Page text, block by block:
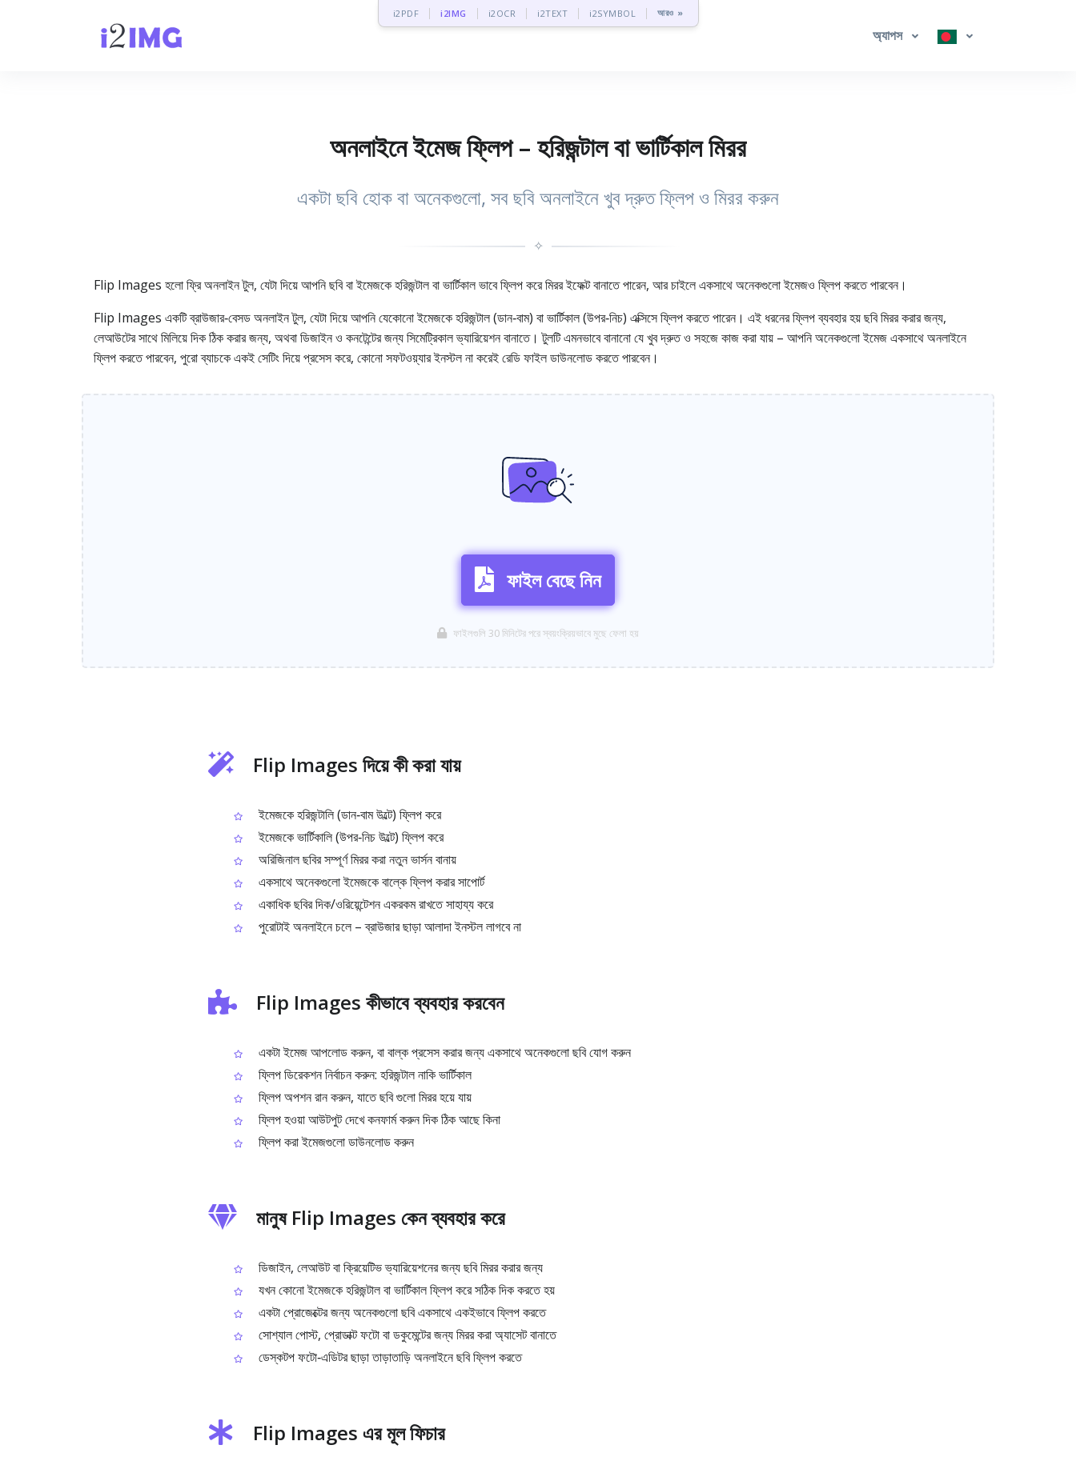
i2PDF i2IMG i2OCR i2TEXT i2SYMBOL আরও »
অ্যাপস
অনলাইনে ইমেজ ফ্লিপ – হরিজন্টাল বা ভার্টিকাল মিরর
একটা ছবি হোক বা অনেকগুলো, সব ছবি অনলাইনে খুব দ্রুত ফ্লিপ ও মিরর করুন
✧
Flip Images হলো ফ্রি অনলাইন টুল, যেটা দিয়ে আপনি ছবি বা ইমেজকে হরিজন্টাল বা ভার্টিকাল ভাবে ফ্লিপ করে মিরর ইফেক্ট বানাতে পারেন, আর চাইলে একসাথে অনেকগুলো ইমেজও ফ্লিপ করতে পারবেন।
Flip Images একটি ব্রাউজার‑বেসড অনলাইন টুল, যেটা দিয়ে আপনি যেকোনো ইমেজকে হরিজন্টাল (ডান‑বাম) বা ভার্টিকাল (উপর‑নিচ) এক্সিসে ফ্লিপ করতে পারেন। এই ধরনের ফ্লিপ ব্যবহার হয় ছবি মিরর করার জন্য,
লেআউটের সাথে মিলিয়ে দিক ঠিক করার জন্য, অথবা ডিজাইন ও কনটেন্টের জন্য সিমেট্রিকাল ভ্যারিয়েশন বানাতে। টুলটি এমনভাবে বানানো যে খুব দ্রুত ও সহজে কাজ করা যায় – আপনি অনেকগুলো ইমেজ একসাথে অনলাইনে
ফ্লিপ করতে পারবেন, পুরো ব্যাচকে একই সেটিং দিয়ে প্রসেস করে, কোনো সফটওয়্যার ইনস্টল না করেই রেডি ফাইল ডাউনলোড করতে পারবেন।
ফাইল বেছে নিন
ফাইলগুলি 30 মিনিটের পরে স্বয়ংক্রিয়ভাবে মুছে ফেলা হয়
Flip Images দিয়ে কী করা যায়
ইমেজকে হরিজন্টালি (ডান‑বাম উল্টে) ফ্লিপ করে
ইমেজকে ভার্টিকালি (উপর‑নিচ উল্টে) ফ্লিপ করে
অরিজিনাল ছবির সম্পূর্ণ মিরর করা নতুন ভার্সন বানায়
একসাথে অনেকগুলো ইমেজকে বাল্কে ফ্লিপ করার সাপোর্ট
একাধিক ছবির দিক/ওরিয়েন্টেশন একরকম রাখতে সাহায্য করে
পুরোটাই অনলাইনে চলে – ব্রাউজার ছাড়া আলাদা ইনস্টল লাগবে না
Flip Images কীভাবে ব্যবহার করবেন
একটা ইমেজ আপলোড করুন, বা বাল্ক প্রসেস করার জন্য একসাথে অনেকগুলো ছবি যোগ করুন
ফ্লিপ ডিরেকশন নির্বাচন করুন: হরিজন্টাল নাকি ভার্টিকাল
ফ্লিপ অপশন রান করুন, যাতে ছবি গুলো মিরর হয়ে যায়
ফ্লিপ হওয়া আউটপুট দেখে কনফার্ম করুন দিক ঠিক আছে কিনা
ফ্লিপ করা ইমেজগুলো ডাউনলোড করুন
মানুষ Flip Images কেন ব্যবহার করে
ডিজাইন, লেআউট বা ক্রিয়েটিভ ভ্যারিয়েশনের জন্য ছবি মিরর করার জন্য
যখন কোনো ইমেজকে হরিজন্টাল বা ভার্টিকাল ফ্লিপ করে সঠিক দিক করতে হয়
একটা প্রোজেক্টের জন্য অনেকগুলো ছবি একসাথে একইভাবে ফ্লিপ করতে
সোশ্যাল পোস্ট, প্রোডাক্ট ফটো বা ডকুমেন্টের জন্য মিরর করা অ্যাসেট বানাতে
ডেস্কটপ ফটো‑এডিটর ছাড়া তাড়াতাড়ি অনলাইনে ছবি ফ্লিপ করতে
Flip Images এর মূল ফিচার